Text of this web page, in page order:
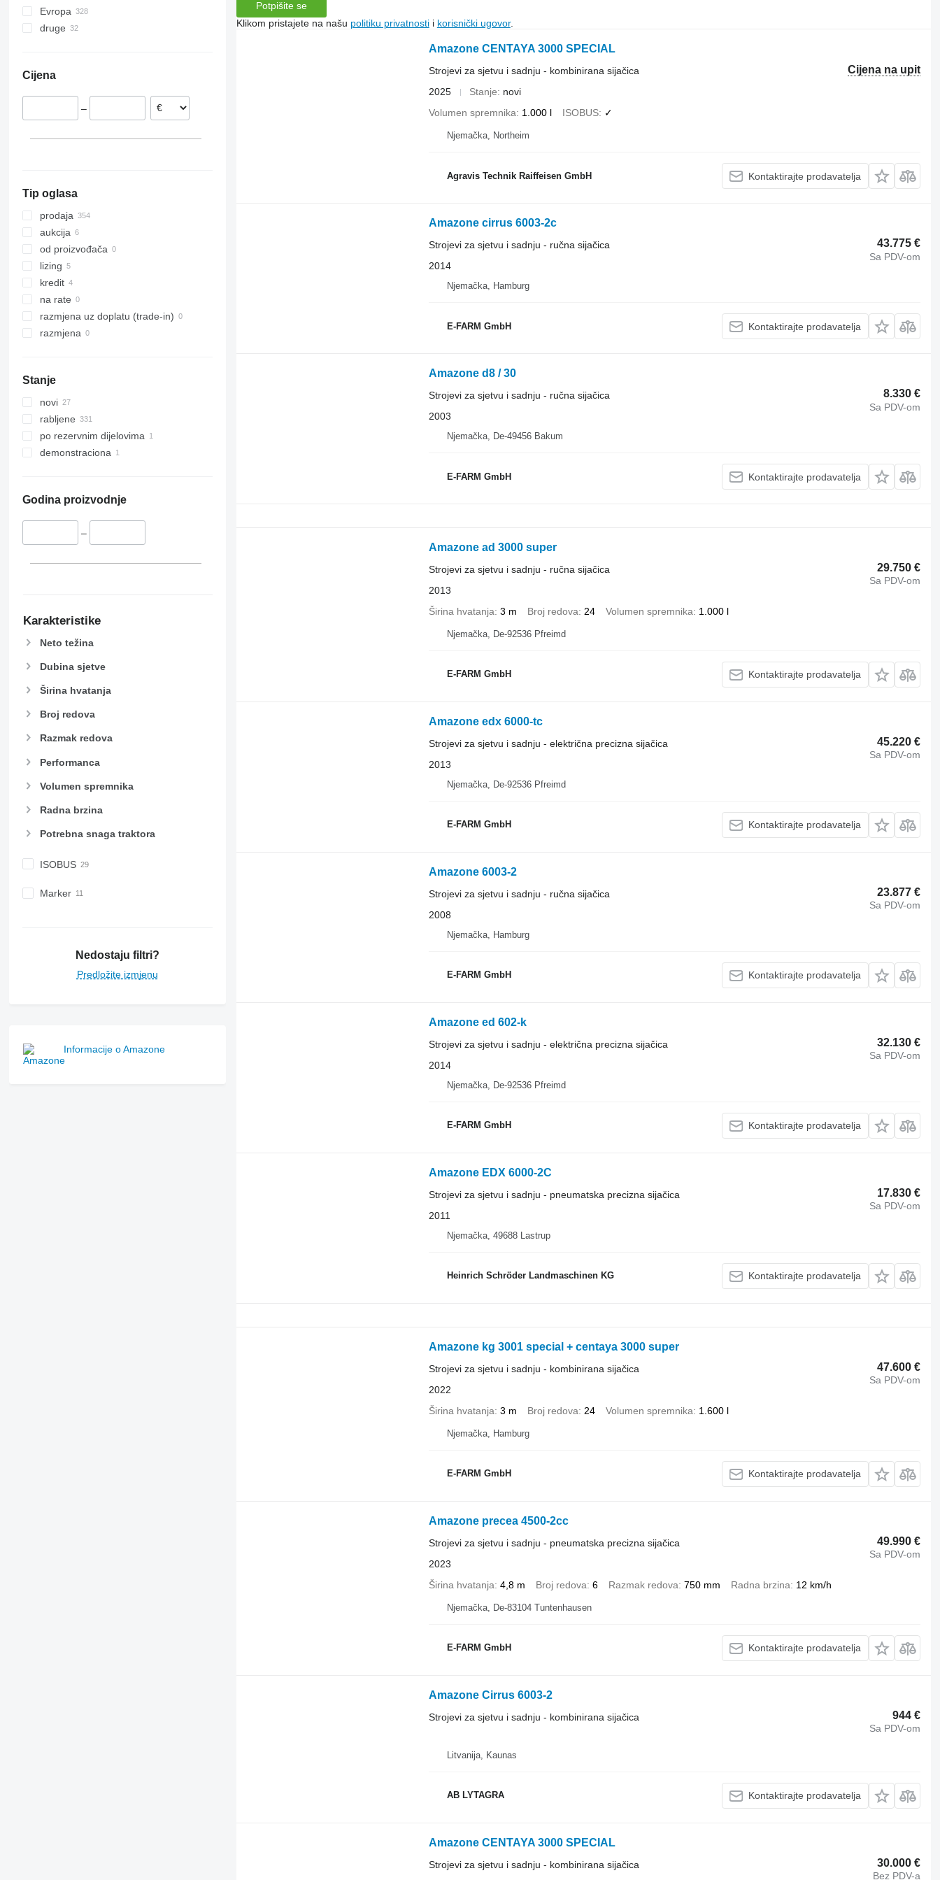
ED 602
ED 6000
KE 3002-190
Precea
Primera DMC
7200
DB
Evropa
Njemačka
Letonija
Rumunjska
druge
Cijena
–
Tip oglasa
prodaja
aukcija
od proizvođača
lizing
kredit
na rate
razmjena uz doplatu (trade-in)
razmjena
Stanje
novi
rabljene
po rezervnim dijelovima
demonstraciona
Godina proizvodnje
–
Karakteristike
Neto težina
Dubina sjetve
Širina hvatanja
Broj redova
Razmak redova
Performanca
Volumen spremnika
Radna brzina
Potrebna snaga traktora
ISOBUS
Marker
Nedostaju filtri?
Predložite izmjenu
Informacije o Amazone
Potpišite se
Klikom pristajete na našu politiku privatnostii korisnički ugovor.
Amazone CENTAYA 3000 SPECIAL
Cijena na upit
Strojevi za sjetvu i sadnju - kombinirana sijačica
2025
Stanje
novi
Volumen spremnika
1.000 l ISOBUS ✓
Njemačka, Northeim
Agravis Technik Raiffeisen GmbH Kontaktirajte prodavatelja
Amazone cirrus 6003-2c
43.775 €
Sa PDV-om
Strojevi za sjetvu i sadnju - ručna sijačica
2014
Njemačka, Hamburg
E-FARM GmbH Kontaktirajte prodavatelja
Amazone d8 / 30
8.330 €
Sa PDV-om
Strojevi za sjetvu i sadnju - ručna sijačica
2003
Njemačka, De-49456 Bakum
E-FARM GmbH Kontaktirajte prodavatelja
Amazone ad 3000 super
29.750 €
Sa PDV-om
Strojevi za sjetvu i sadnju - ručna sijačica
2013
Širina hvatanja 3 m Broj redova 24 Volumen spremnika 1.000 l
Njemačka, De-92536 Pfreimd
E-FARM GmbH Kontaktirajte prodavatelja
Amazone edx 6000-tc
45.220 €
Sa PDV-om
Strojevi za sjetvu i sadnju - električna precizna sijačica
2013
Njemačka, De-92536 Pfreimd
E-FARM GmbH Kontaktirajte prodavatelja
Amazone 6003-2
23.877 €
Sa PDV-om
Strojevi za sjetvu i sadnju - ručna sijačica
2008
Njemačka, Hamburg
E-FARM GmbH Kontaktirajte prodavatelja
Amazone ed 602-k
32.130 €
Sa PDV-om
Strojevi za sjetvu i sadnju - električna precizna sijačica
2014
Njemačka, De-92536 Pfreimd
E-FARM GmbH Kontaktirajte prodavatelja
Amazone EDX 6000-2C
17.830 €
Sa PDV-om
Strojevi za sjetvu i sadnju - pneumatska precizna sijačica
2011
Njemačka, 49688 Lastrup
Heinrich Schröder Landmaschinen KG Kontaktirajte prodavatelja
Amazone kg 3001 special + centaya 3000 super
47.600 €
Sa PDV-om
Strojevi za sjetvu i sadnju - kombinirana sijačica
2022
Širina hvatanja 3 m Broj redova 24 Volumen spremnika 1.600 l
Njemačka, Hamburg
E-FARM GmbH Kontaktirajte prodavatelja
Amazone precea 4500-2cc
49.990 €
Sa PDV-om
Strojevi za sjetvu i sadnju - pneumatska precizna sijačica
2023
Širina hvatanja 4,8 m Broj redova 6 Razmak redova 750 mm Radna brzina 12 km/h
Njemačka, De-83104 Tuntenhausen
E-FARM GmbH Kontaktirajte prodavatelja
Amazone Cirrus 6003-2
944 €
Sa PDV-om
Strojevi za sjetvu i sadnju - kombinirana sijačica
Litvanija, Kaunas
AB LYTAGRA Kontaktirajte prodavatelja
Amazone CENTAYA 3000 SPECIAL
30.000 €
Bez PDV-a
Strojevi za sjetvu i sadnju - kombinirana sijačica